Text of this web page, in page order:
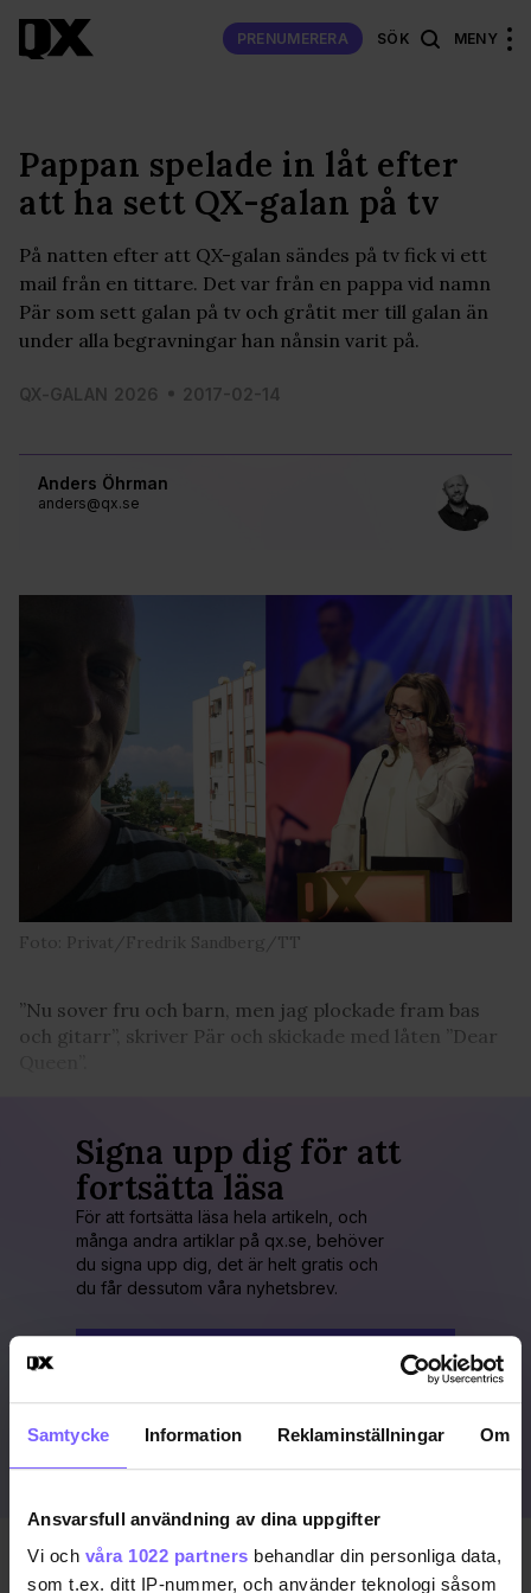
Samtycke Information Reklaminställningar Om
Ansvarsfull användning av dina uppgifter
Vi och våra 1022 partners behandlar din personliga data,
som t.ex. ditt IP-nummer, och använder teknologi såsom
PRENUMERERA SÖK MENY
Anders Öhrman
anders@qx.se
Pappan spelade in låt efter
att ha sett QX-galan på tv
På natten efter att QX-galan sändes på tv fick vi ett
mail från en tittare. Det var från en pappa vid namn
Pär som sett galan på tv och gråtit mer till galan än
under alla begravningar han nånsin varit på.
QX-GALAN 2026 2017-02-14
Foto: Privat/Fredrik Sandberg/TT
”Nu sover fru och barn, men jag plockade fram bas
och gitarr”, skriver Pär och skickade med låten ”Dear
Signa upp dig för att
fortsätta läsa
För att fortsätta läsa hela artikeln, och
många andra artiklar på qx.se, behöver
du signa upp dig, det är helt gratis och
du får dessutom våra nyhetsbrev.
Publicerad 2017-02-14